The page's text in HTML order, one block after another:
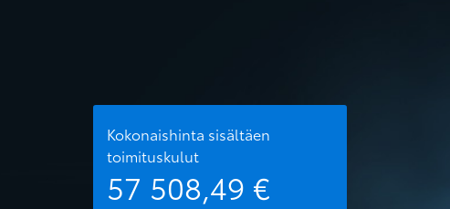
Kokonaishinta sisältäen
toimituskulut
57 508,49 €